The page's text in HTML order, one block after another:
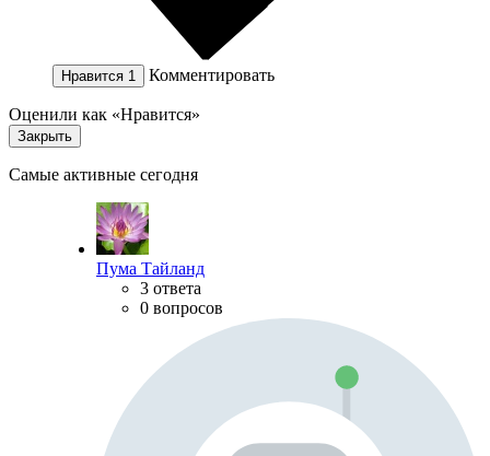
Нравится 1 Комментировать
Оценили как «Нравится»
Закрыть
Самые активные сегодня
Пума Тайланд
3 ответа
0 вопросов